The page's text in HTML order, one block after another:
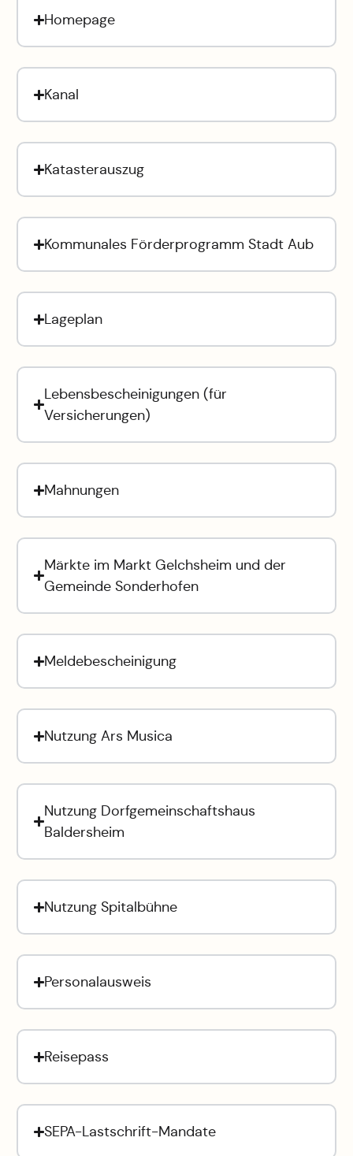
Homepage
Kanal
Katasterauszug
Kommunales Förderprogramm Stadt Aub
Lageplan
Lebensbescheinigungen (für
Versicherungen)
Mahnungen
Märkte im Markt Gelchsheim und der
Gemeinde Sonderhofen
Meldebescheinigung
Nutzung Ars Musica
Nutzung Dorfgemeinschaftshaus
Baldersheim
Nutzung Spitalbühne
Personalausweis
Reisepass
SEPA-Lastschrift-Mandate